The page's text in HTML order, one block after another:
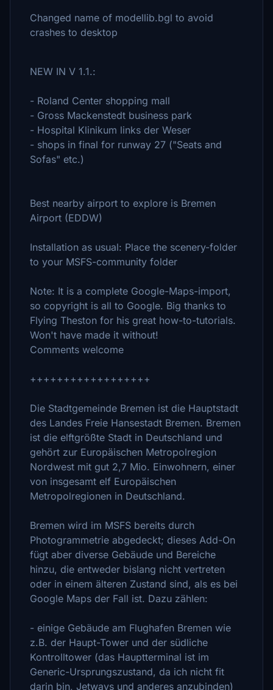
Changed name of modellib.bgl to avoid
crashes to desktop
NEW IN V 1.1.:
- Roland Center shopping mall
- Gross Mackenstedt business park
- Hospital Klinikum links der Weser
- shops in final for runway 27 ("Seats and
Sofas" etc.)
Best nearby airport to explore is Bremen
Airport (EDDW)
Installation as usual: Place the scenery-folder
to your MSFS-community folder
Note: It is a complete Google-Maps-import,
so copyright is all to Google. Big thanks to
Flying Theston for his great how-to-tutorials.
Won't have made it without!
Comments welcome
++++++++++++++++++
Die Stadtgemeinde Bremen ist die Hauptstadt
des Landes Freie Hansestadt Bremen. Bremen
ist die elftgrößte Stadt in Deutschland und
gehört zur Europäischen Metropolregion
Nordwest mit gut 2,7 Mio. Einwohnern, einer
von insgesamt elf Europäischen
Metropolregionen in Deutschland.
Bremen wird im MSFS bereits durch
Photogrammetrie abgedeckt; dieses Add-On
fügt aber diverse Gebäude und Bereiche
hinzu, die entweder bislang nicht vertreten
oder in einem älteren Zustand sind, als es bei
Google Maps der Fall ist. Dazu zählen:
- einige Gebäude am Flughafen Bremen wie
z.B. der Haupt-Tower und der südliche
Kontrolltower (das Hauptterminal ist im
Generic-Ursprungszustand, da ich nicht fit
darin bin, Jetways und anderes anzubinden)